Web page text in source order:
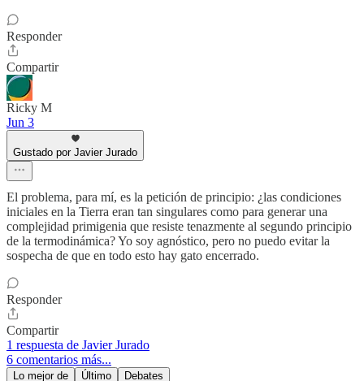
Responder
Compartir
Ricky M
Jun 3
Gustado por Javier Jurado
El problema, para mí, es la petición de principio: ¿las condiciones
iniciales en la Tierra eran tan singulares como para generar una
complejidad primigenia que resiste tenazmente al segundo principio
de la termodinámica? Yo soy agnóstico, pero no puedo evitar la
sospecha de que en todo esto hay gato encerrado.
Responder
Compartir
1 respuesta de Javier Jurado
6 comentarios más...
Lo mejor de Último Debates